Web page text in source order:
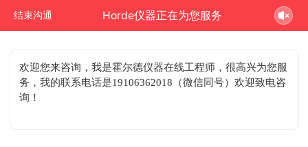
结束沟通 Horde仪器正在为您服务
欢迎您来咨询 ，我是霍尔德仪器在线工程师，很高兴为您服
务，我的联系电话是19106362018（微信同号）欢迎致电咨
询！